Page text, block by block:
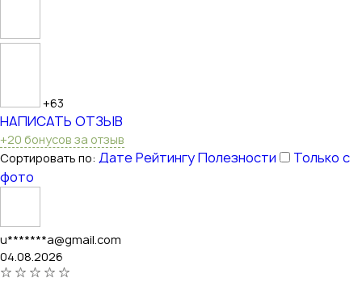
+63
НАПИСАТЬ ОТЗЫВ
+20 бонусов за отзыв
Сортировать по: ДатеРейтингуПолезности
Только с
фото
u*******a@gmail.com
04.08.2026